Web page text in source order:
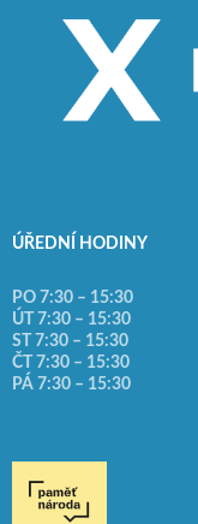
ÚŘEDNÍ HODINY
PO 7:30 – 15:30
ÚT 7:30 – 15:30
ST 7:30 – 15:30
ČT 7:30 – 15:30
PÁ 7:30 – 15:30